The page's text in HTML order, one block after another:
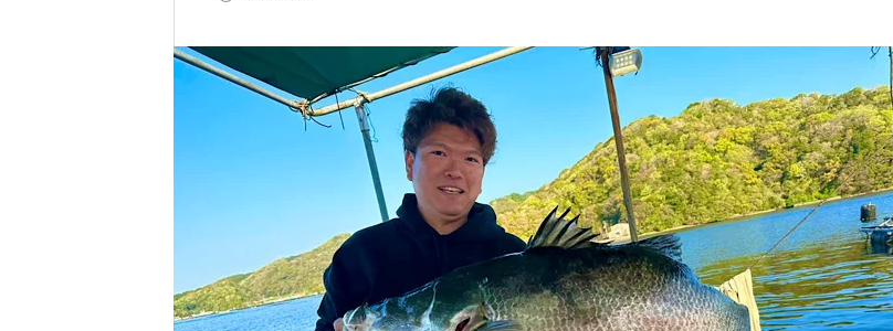
高知県唯一の海上釣堀。さぁ釣りまく
山に囲まれた浦ノ内湾 大自然の中釣り
に没頭できます。
自分だけのエサを作ってみよう。 黒鯛を狙おう！